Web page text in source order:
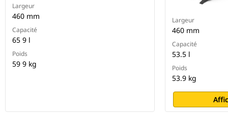
Largeur
460 mm
Capacité
65 9 l
Poids
59 9 kg
Largeur
460 mm
Capacité
53.5 l
Poids
53.9 kg